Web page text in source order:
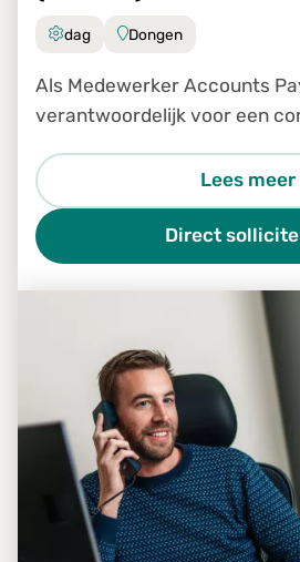
dag Dongen
Als Medewerker Accounts
verantwoordelijk voor een
binnen ons Shared Service
belangrijke schakel in
Lees meer
Direct